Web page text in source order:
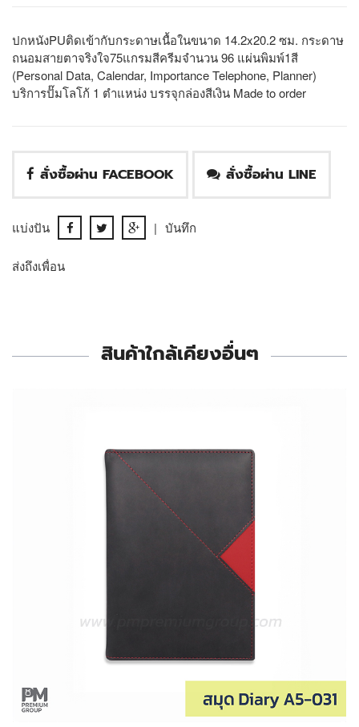
ปกหนังPUติดเข้ากับกระดาษเนื้อในขนาด 14.2x20.2 ซม. กระดาษ
ถนอมสายตาจริงใจ75แกรมสีครีมจำนวน 96 แผ่นพิมพ์1สี
(Personal Data, Calendar, Importance Telephone, Planner)
บริการปั๊มโลโก้ 1 ตำแหน่ง บรรจุกล่องสีเงิน Made to order
สั่งซื้อผ่าน FACEBOOK สั่งซื้อผ่าน LINE
แบ่งปัน | บันทึก
ส่งถึงเพื่อน
สินค้าใกล้เคียงอื่นๆ